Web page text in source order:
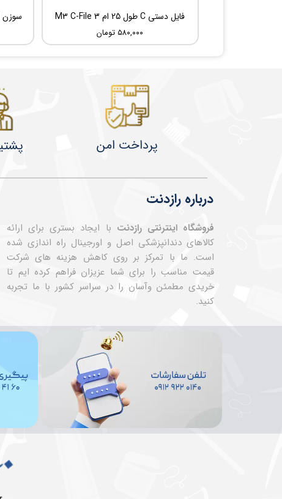
فایل دستی C طول 25 ام 3 M3 C-File
۵۸۰,۰۰۰ تومان
درباره رازدنت
فروشگاه اینترنتی رازدنت با ایجاد بستری برای ارائه
کالاهای دندانپزشکی اصل و اورجینال راه اندازی شده
است. ما با تمرکز بر روی کاهش هزینه های شرکت
قیمت مناسب را برای شما عزیزان فراهم کرده ایم تا
خریدی مطمئن وآسان را در سراسر کشور با ما تجربه
کنید.
پرداخت امن